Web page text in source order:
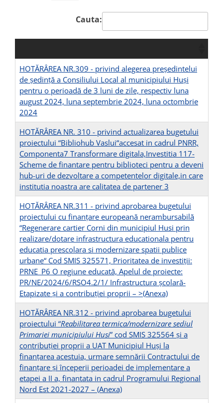
Cauta:
HOTĂRÂREA NR.309 - privind alegerea preşedintelui
de şedinţă a Consiliului Local al municipiului Huşi
pentru o perioadă de 3 luni de zile, respectiv luna
august 2024, luna septembrie 2024, luna octombrie
2024
HOTĂRÂREA NR. 310 - privind actualizarea bugetului
proiectului “Bibliohub Vaslui“accesat in cadrul PNRR,
Componenta7 Transformare digitala,Investitia 117-
Scheme de finantare pentru biblioteci pentru a deveni
hub-uri de dezvoltare a competentelor digitale,in care
institutia noastra are calitatea de partener 3
HOTĂRÂREA NR.311 - privind aprobarea bugetului
proiectului cu finanțare europeană nerambursabilă
“Regenerare cartier Corni din municipiul Husi prin
realizare/dotare infrastructura educationala pentru
educatia prescolara si modernizare spatii publice
urbane“ Cod SMIS 325571, Prioritatea de investiții:
PRNE_P6 O regiune educată, Apelul de proiecte:
PR/NE/2024/6/RSO4.2/1/ Infrastructura școlară-
Etapizate și a contribuției proprii – >(Anexa)
HOTĂRÂREA NR.312 - privind aprobarea bugetului
proiectului “Reabilitarea termica/modernizare sediul
Primariei municipiului Husi” cod SMIS 325564 și a
contribuției proprii a UAT Municipiul Huși la
finanțarea acestuia, urmare semnării Contractului de
finanțare și începerii perioadei de implementare a
etapei a II a, finantata in cadrul Programului Regional
Nord Est 2021-2027 – (Anexa)